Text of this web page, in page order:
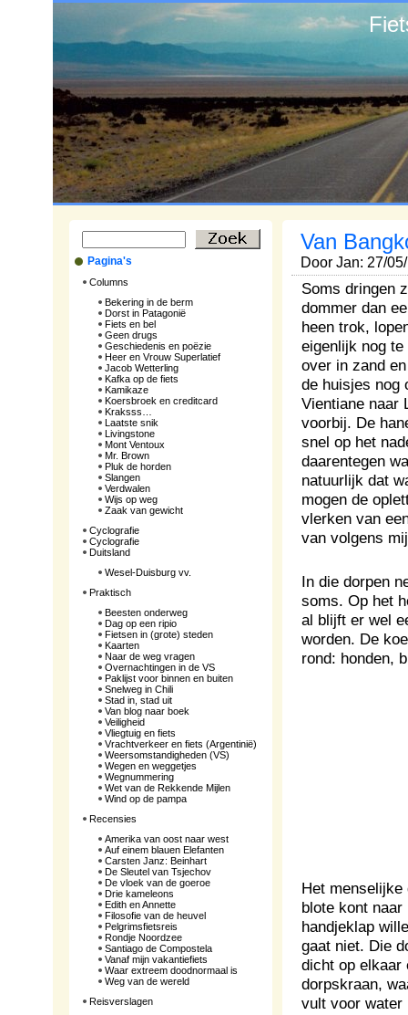
Pagina's
Columns
Bekering in de berm
Dorst in Patagonië
Fiets en bel
Geen drugs
Geschiedenis en poëzie
Heer en Vrouw Superlatief
Jacob Wetterling
Kafka op de fiets
Kamikaze
Koersbroek en creditcard
Kraksss…
Laatste snik
Livingstone
Mont Ventoux
Mr. Brown
Pluk de horden
Slangen
Verdwalen
Wijs op weg
Zaak van gewicht
Cyclografie
Cyclografie
Duitsland
Wesel-Duisburg vv.
Praktisch
Beesten onderweg
Dag op een ripio
Fietsen in (grote) steden
Kaarten
Naar de weg vragen
Overnachtingen in de VS
Paklijst voor binnen en buiten
Snelweg in Chili
Stad in, stad uit
Van blog naar boek
Veiligheid
Vliegtuig en fiets
Vrachtverkeer en fiets (Argentinië)
Weersomstandigheden (VS)
Wegen en weggetjes
Wegnummering
Wet van de Rekkende Mijlen
Wind op de pampa
Recensies
Amerika van oost naar west
Auf einem blauen Elefanten
Carsten Janz: Beinhart
De Sleutel van Tsjechov
De vloek van de goeroe
Drie kameleons
Edith en Annette
Filosofie van de heuvel
Pelgrimsfietsreis
Rondje Noordzee
Santiago de Compostela
Vanaf mijn vakantiefiets
Waar extreem doodnormaal is
Weg van de wereld
Reisverslagen
Van
Door Jan: 27/
Soms dringen
dommer dan
heen trok,
eigenlijk nog
over in zand
de huisjes nog
Vientiane naar
voorbij. De
snel op het
daarentegen
natuurlijk dat
mogen de
vlerken van
van volgens
In die dorpen
soms. Op het
al blijft er wel
worden. De
rond: honden,
Het
blote kont
handjeklap
gaat niet. Die
dicht op elkaar
dorpskraan,
vult voor water